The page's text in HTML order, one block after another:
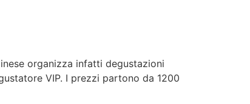
organizza infatti degustazioni
VIP. I prezzi partono da 1200